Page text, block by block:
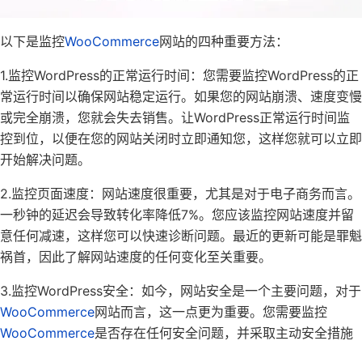
以下是监控WooCommerce网站的四种重要方法：
1.监控WordPress的正常运行时间：您需要监控WordPress的正
常运行时间以确保网站稳定运行。如果您的网站崩溃、速度变慢
或完全崩溃，您就会失去销售。让WordPress正常运行时间监
控到位，以便在您的网站关闭时立即通知您，这样您就可以立即
开始解决问题。
2.监控页面速度：网站速度很重要，尤其是对于电子商务而言。
一秒钟的延迟会导致转化率降低7%。您应该监控网站速度并留
意任何减速，这样您可以快速诊断问题。最近的更新可能是罪魁
祸首，因此了解网站速度的任何变化至关重要。
3.监控WordPress安全：如今，网站安全是一个主要问题，对于
WooCommerce网站而言，这一点更为重要。您需要监控
WooCommerce是否存在任何安全问题，并采取主动安全措施